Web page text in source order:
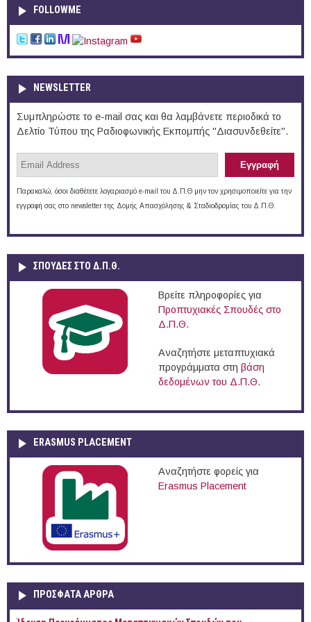
FOLLOWME
NEWSLETTER
Συμπληρώστε το e-mail σας και θα λαμβάνετε περιοδικά το
Δελτίο Τύπου της Ραδιοφωνικής Εκπομπής "Διασυνδεθείτε".
Παρακαλώ, όσοι διαθέτετε λογαριασμό e-mail του Δ.Π.Θ μην τον χρησιμοποιείτε για την
εγγραφή σας στο newsletter της Δομής Απασχόλησης & Σταδιοδρομίας του Δ.Π.Θ.
ΣΠΟΥΔΈΣ ΣΤΟ Δ.Π.Θ.
Βρείτε πληροφορίες για
Προπτυχιακές Σπουδές στο
Δ.Π.Θ.
Αναζητήστε μεταπτυχιακά
προγράμματα στη βάση
δεδομένων του Δ.Π.Θ.
ERASMUS PLACEMENT
Αναζητήστε φορείς για
Erasmus Placement
ΠΡOΣΦΑΤΑ AΡΘΡΑ